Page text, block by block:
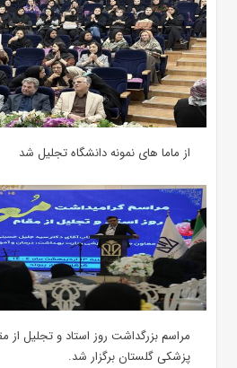
از ماما های نمونه دانشگاه تجلیل شد
مراسم بزرگداشت روز استاد و تجلیل از
پزشکی گلستان برگزار شد.‌